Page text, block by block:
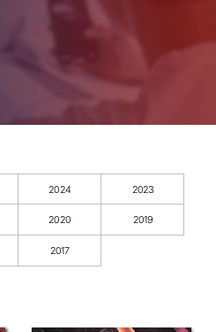
2024 2023
2020 2019
2017